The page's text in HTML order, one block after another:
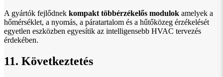
A gyártók fejlődnek kompakt többérzékelős modulok amelyek a
hőmérséklet, a nyomás, a páratartalom és a hűtőközeg érzékelését
egyetlen eszközben egyesítik az intelligensebb HVAC tervezés
érdekében.
11. Következtetés